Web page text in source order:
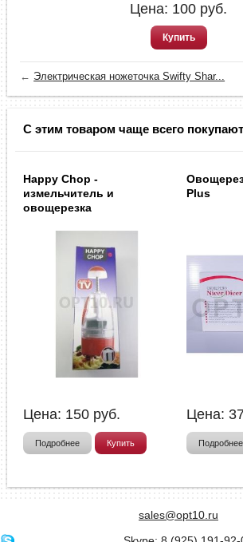
Цена: 100 руб.
Купить
← Электрическая ножеточка Swifty Shar...
С этим товаром чаще всего покупают
Happy Chop -
измельчитель и
овощерезка
Цена: 150 руб.
Подробнее Купить
Plus
Цена:
Подробнее
sales@opt10.ru